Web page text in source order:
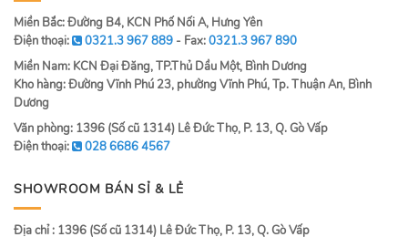
Miền Bắc: Đường B4, KCN Phố Nối A, Hưng Yên
Điện thoại:
0321.3 967 889 - Fax:0321.3 967 890
Miền Nam: KCN Đại Đăng, TP.Thủ Dầu Một, Bình Dương
Kho hàng: Đường Vĩnh Phú 23, phường Vĩnh Phú, Tp. Thuận An, Bình
Dương
Văn phòng: 1396 (Số cũ 1314) Lê Đức Thọ, P. 13, Q. Gò Vấp
Điện thoại:
028 6686 4567
SHOWROOM BÁN SỈ & LẺ
Địa chỉ : 1396 (Số cũ 1314) Lê Đức Thọ, P. 13, Q. Gò Vấp